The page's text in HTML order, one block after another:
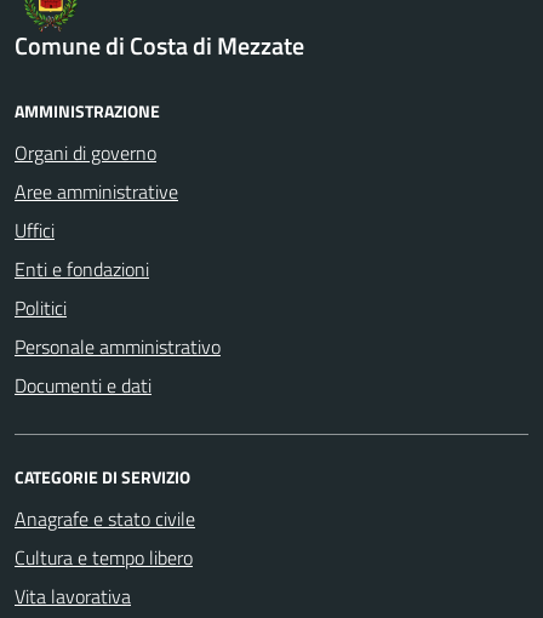
Comune di Costa di Mezzate
AMMINISTRAZIONE
Organi di governo
Aree amministrative
Uffici
Enti e fondazioni
Politici
Personale amministrativo
Documenti e dati
CATEGORIE DI SERVIZIO
Anagrafe e stato civile
Cultura e tempo libero
Vita lavorativa